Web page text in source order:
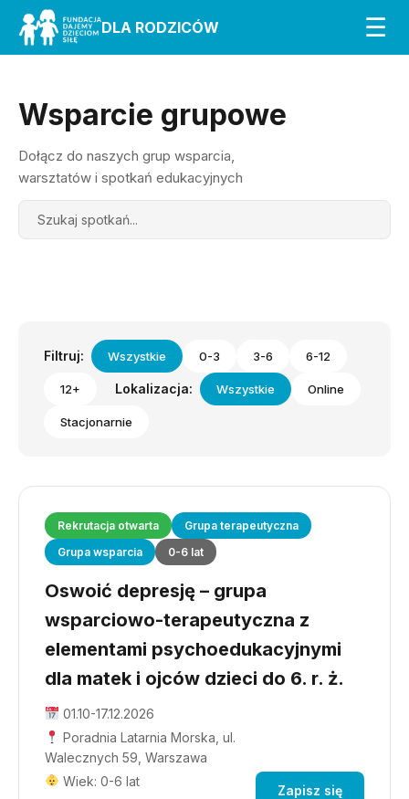
DLA RODZICÓW ☰
Wsparcie grupowe
Dołącz do naszych grup wsparcia,
warsztatów i spotkań edukacyjnych
Search
Filtruj: Wszystkie 0-3 3-6 6-12
12+ Lokalizacja: Wszystkie Online
Stacjonarnie
Rekrutacja otwarta
Grupa terapeutyczna
Grupa wsparcia
0-6 lat
Oswoić depresję – grupa
wsparciowo-terapeutyczna z
elementami psychoedukacyjnymi
dla matek i ojców dzieci do 6. r. ż.
01.10-17.12.2026
Poradnia Latarnia Morska, ul.
Walecznych 59, Warszawa
Wiek: 0-6 lat
Zapisz się